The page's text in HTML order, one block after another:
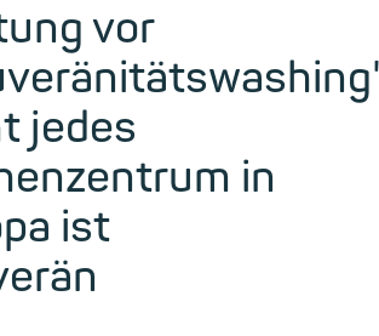
vor
jedes
in
ist